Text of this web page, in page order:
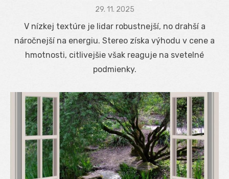
Posted
29. 11. 2025
V nízkej textúre je lidar robustnejší, no drahší a
náročnejší na energiu. Stereo získa výhodu v cene a
hmotnosti, citlivejšie však reaguje na svetelné
podmienky.